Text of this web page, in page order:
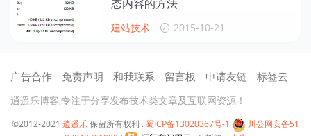
态内容的方法
建站技术 2015-10-21
广告合作 免责声明 和我联系 留言板 申请友链 标签云
逍遥乐博客,专注于分享发布技术类文章及互联网资源！
©2012-2021 逍遥乐保留所有权利 . 蜀ICP备13020367号-1
川公网安备51